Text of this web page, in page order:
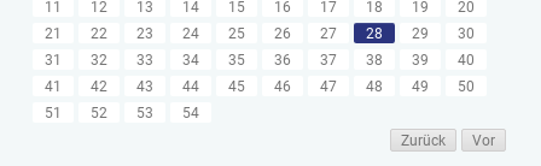
11
12 13 14 15 16 17 18 19
20
21
22 23 24 25 26 27 28 29
30
31
32 33 34 35 36 37 38 39
40
41
42 43 44 45 46 47 48 49
50
51
52 53
54
Zurück
Vor